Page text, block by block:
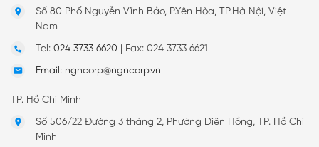
Số 80 Phố Nguyễn Vĩnh Bảo, P.Yên Hòa, TP.Hà Nội, Việt
Nam
Tel: 024 3733 6620 Fax: 024 3733 6621
Email: ngncorp@ngncorp.vn
TP. Hồ Chí Minh
Số 506/22 Đường 3 tháng 2, Phường Diên Hồng, TP. Hồ Chí
Minh